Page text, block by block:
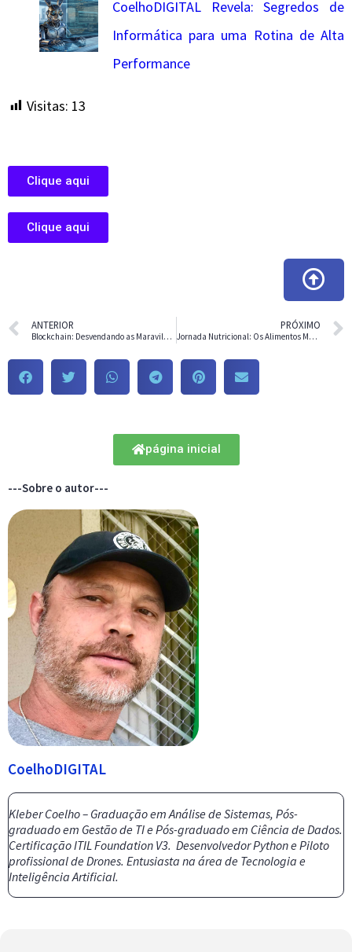
CoelhoDIGITAL Revela: Segredos de
Informática para uma Rotina de Alta
Performance
Visitas: 13
Clique aqui
Clique aqui
ANTERIOR
Blockchain: Desvendando as Maravilhas desta Tecnologia
PRÓXIMO
Jornada Nutricional: Os Alimentos Mais Saudáveis ​​para os Seres Humanos
página inicial
---Sobre o autor---
CoelhoDIGITAL
Kleber Coelho – Graduação em Análise de Sistemas, Pós-
graduado em Gestão de TI e Pós-graduado em Ciência de Dados.
Certificação ITIL Foundation V3. Desenvolvedor Python e Piloto
profissional de Drones. Entusiasta na área de Tecnologia e
Inteligência Artificial.